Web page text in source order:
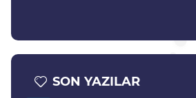
SON YAZILAR